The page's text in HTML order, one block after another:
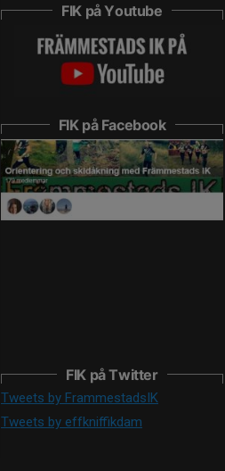
FIK på Youtube
FIK på Facebook
FIK på Twitter
Tweets by FrammestadsIK
Tweets by effkniffikdam